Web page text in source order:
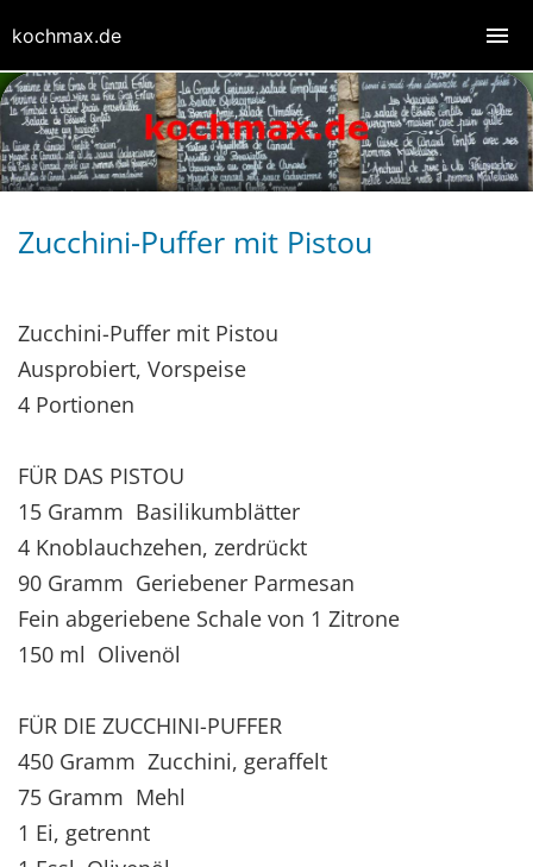
Zucchini-Puffer mit Pistou
Zucchini-Puffer mit Pistou
Ausprobiert, Vorspeise
4 Portionen
FÜR DAS PISTOU
15 Gramm Basilikumblätter
4 Knoblauchzehen, zerdrückt
90 Gramm Geriebener Parmesan
Fein abgeriebene Schale von 1 Zitrone
150 ml Olivenöl
FÜR DIE ZUCCHINI-PUFFER
450 Gramm Zucchini, geraffelt
75 Gramm Mehl
1 Ei, getrennt
kochmax.de